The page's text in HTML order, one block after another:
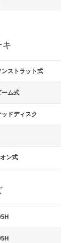
ストラット式
ーム式
ドディスク
ン式